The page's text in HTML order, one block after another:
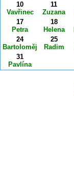
10
Vavřinec
11
Zuzana
17
Petra
18
Helena
24
Bartoloměj
25
Radim
31
Pavlína